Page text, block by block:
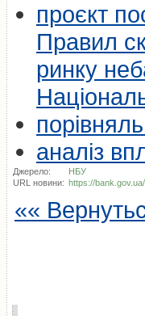
проєкт
Правил
ринку
аналіз
Джерело:
НБУ
URL новини: https://
««